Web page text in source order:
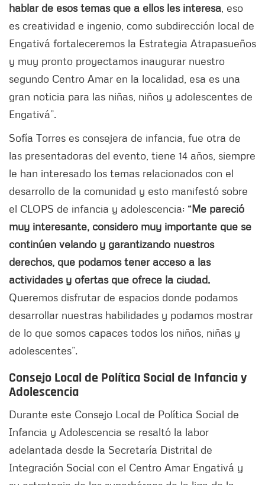
hablar de esos temas que a ellos les interesa , eso
es creatividad e ingenio, como subdirección local de
Engativá fortaleceremos la Estrategia Atrapasueños
y muy pronto proyectamos inaugurar nuestro
segundo Centro Amar en la localidad, esa es una
gran noticia para las niñas, niños y adolescentes de
Engativá”.
Sofía Torres es consejera de infancia, fue otra de
las presentadoras del evento, tiene 14 años, siempre
le han interesado los temas relacionados con el
desarrollo de la comunidad y esto manifestó sobre
el CLOPS de infancia y adolescencia: “Me pareció
muy interesante, considero muy importante que se
continúen velando y garantizando nuestros
derechos, que podamos tener acceso a las
actividades y ofertas que ofrece la ciudad.
Queremos disfrutar de espacios donde podamos
desarrollar nuestras habilidades y podamos mostrar
de lo que somos capaces todos los niños, niñas y
adolescentes”.
Consejo Local de Política Social de Infancia y
Adolescencia
Durante este Consejo Local de Política Social de
Infancia y Adolescencia se resaltó la labor
adelantada desde la Secretaría Distrital de
Integración Social con el Centro Amar Engativá y